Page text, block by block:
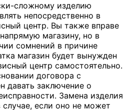
сложному изделию
непосредственно в
центр. Вы также вправе
магазину, но в
сомнений в причине
магазин будет вынужден
центр самостоятельно.
договора с
давать заключение о
Замена изделия
случае, если оно не может